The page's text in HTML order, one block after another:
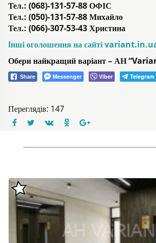
Тел.: (068)-131-57-88 ОФІС
Тел.: (050)-131-57-88 Михайло
Тел.: (066)-307-53-43 Христина
Iнші оголошення на сайті
Обери найкращий варіант – АН
Share Messenger Viber Telegram
Переглядів: 147